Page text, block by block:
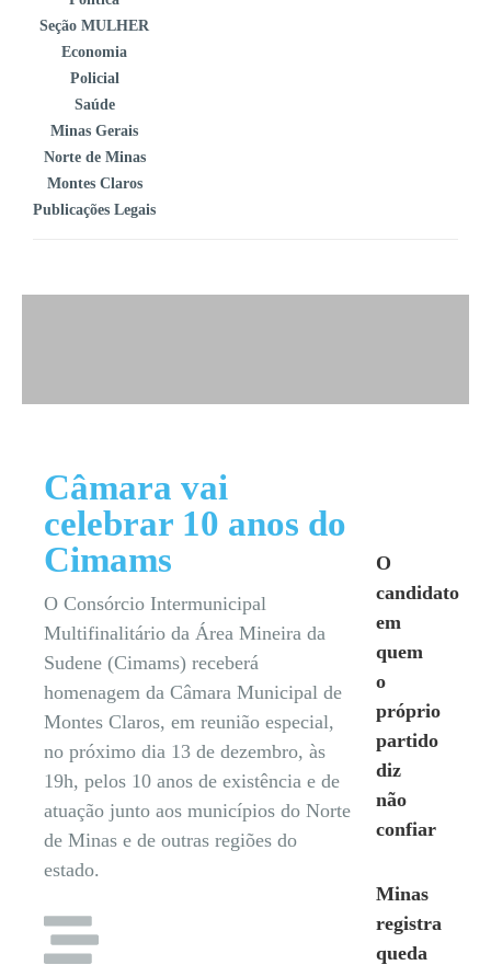
Seção MULHER
Economia
Policial
Saúde
Minas Gerais
Norte de Minas
Montes Claros
Publicações Legais
Câmara vai
celebrar 10 anos do
Cimams
O Consórcio Intermunicipal
Multifinalitário da Área Mineira da
Sudene (Cimams) receberá
homenagem da Câmara Municipal de
Montes Claros, em reunião especial,
no próximo dia 13 de dezembro, às
19h, pelos 10 anos de existência e de
atuação junto aos municípios do Norte
de Minas e de outras regiões do
estado.
O
candidato
em
quem
o
próprio
partido
diz
não
confiar
Minas
registra
queda